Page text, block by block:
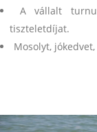
A vállalt
tiszteletdíjat.
Mosolyt,